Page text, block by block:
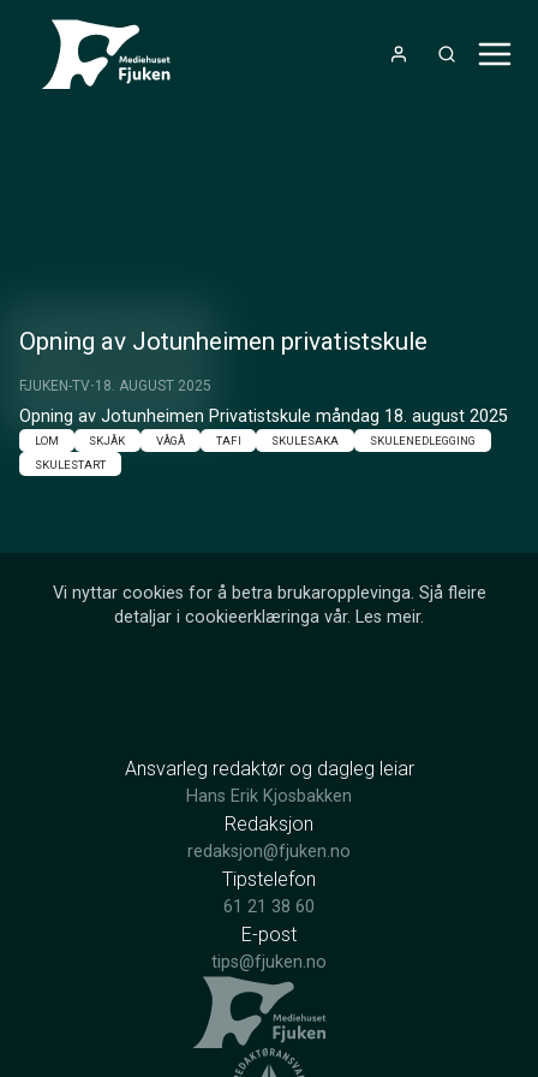
Opning av Jotunheimen privatistskule
FJUKEN-TV 18. AUGUST 2025
Opning av Jotunheimen Privatistskule måndag 18. august 2025
LOM SKJÅK VÅGÅ TAFI SKULESAKA
SKULENEDLEGGING
SKULESTART
Vi nyttar cookies for å betra brukaropplevinga. Sjå fleire
detaljar i cookieerklæringa vår. Les meir.
Ansvarleg redaktør og dagleg leiar
Hans Erik Kjosbakken
Redaksjon
redaksjon@fjuken.no
Tipstelefon
61 21 38 60
E-post
tips@fjuken.no